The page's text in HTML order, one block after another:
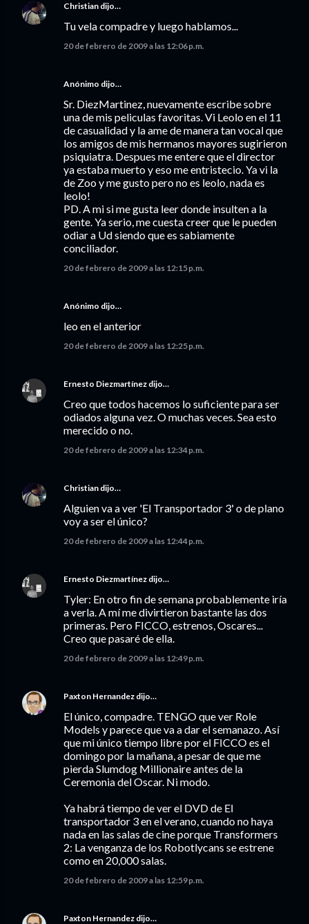
Christian dijo…
Tu vela compadre y luego hablamos...
20 de febrero de 2009 a las 12:06 p.m.
Anónimo dijo…
Sr. DiezMartinez, nuevamente escribe sobre
una de mis peliculas favoritas. Vi Leolo en el 11
de casualidad y la ame de manera tan vocal que
los amigos de mis hermanos mayores sugirieron
psiquiatra. Despues me entere que el director
ya estaba muerto y eso me entristecio. Ya vi la
de Zoo y me gusto pero no es leolo, nada es
leolo!
PD. A mi si me gusta leer donde insulten a la
gente. Ya serio, me cuesta creer que le pueden
odiar a Ud siendo que es sabiamente
conciliador.
20 de febrero de 2009 a las 12:15 p.m.
Anónimo dijo…
leo en el anterior
20 de febrero de 2009 a las 12:25 p.m.
Ernesto Diezmartínez dijo…
Creo que todos hacemos lo suficiente para ser
odiados alguna vez. O muchas veces. Sea esto
merecido o no.
20 de febrero de 2009 a las 12:34 p.m.
Christian dijo…
Alguien va a ver 'El Transportador 3' o de plano
voy a ser el único?
20 de febrero de 2009 a las 12:44 p.m.
Ernesto Diezmartínez dijo…
Tyler: En otro fin de semana probablemente iría
a verla. A mí me divirtieron bastante las dos
primeras. Pero FICCO, estrenos, Oscares...
Creo que pasaré de ella.
20 de febrero de 2009 a las 12:49 p.m.
Paxton Hernandez dijo…
El único, compadre. TENGO que ver Role
Models y parece que va a dar el semanazo. Así
que mi único tiempo libre por el FICCO es el
domingo por la mañana, a pesar de que me
pierda Slumdog Millionaire antes de la
Ceremonia del Oscar. Ni modo.
Ya habrá tiempo de ver el DVD de El
transportador 3 en el verano, cuando no haya
nada en las salas de cine porque Transformers
2: La venganza de los Robotlycans se estrene
como en 20,000 salas.
20 de febrero de 2009 a las 12:59 p.m.
Paxton Hernandez dijo…